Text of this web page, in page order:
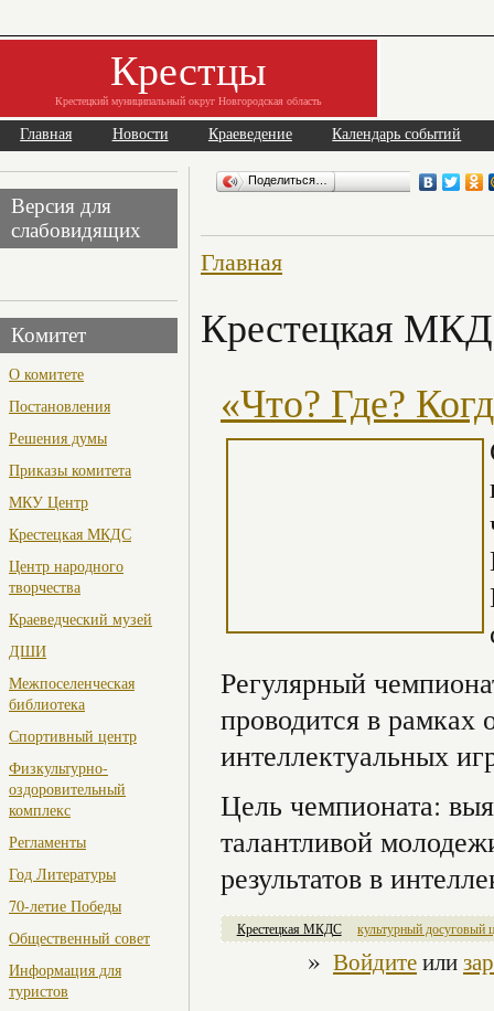
Крестцы
Крестецкий муниципальный округ Новгородская область
Главная Новости Краеведение Календарь событий
Версия для
слабовидящих
Комитет
О комитете
Постановления
Решения думы
Приказы комитета
МКУ Центр
Крестецкая МКДС
Центр народного
творчества
Краеведческий музей
ДШИ
Межпоселенческая
библиотека
Спортивный центр
Физкультурно-
оздоровительный
комплекс
Регламенты
Год Литературы
70-летие Победы
Общественный совет
Информация для
туристов
Поделиться…
Главная
Крестецкая
«Что? Где?
Регулярный
проводится в рамках
интеллектуальных
Цель чемпионата:
талантливой
результатов в
Крестецкая МКДС культурный досуговый
» Войдитеили